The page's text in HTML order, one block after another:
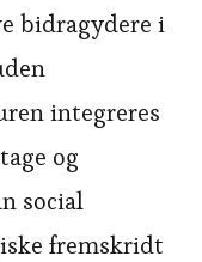
bidragydere i
integreres
og
social
fremskridt